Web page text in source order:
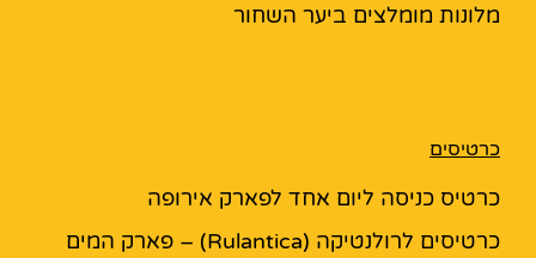
מלונות מומלצים ביער השחור
כרטיסים
כרטיס כניסה ליום אחד לפארק אירופה
כרטיסים לרולנטיקה (Rulantica) – פארק המים